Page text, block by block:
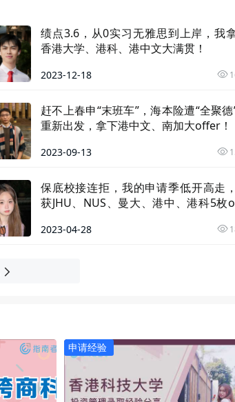
绩点3.6，从0实习无雅思到上岸，我
香港大学、港科、港中文大满贯！
2023-12-18
赶不上春申“末班车”，海本险遭“全聚德
重新出发，拿下港中文、南加大offer！
2023-09-13
保底校接连拒，我的申请季低开高走
获JHU、NUS、曼大、港中、港科5枚
2023-04-28
申请经验